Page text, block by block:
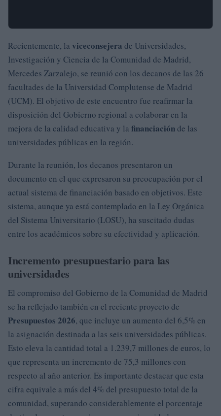
Recientemente, la viceconsejera de Universidades,
Investigación y Ciencia de la Comunidad de Madrid,
Mercedes Zarzalejo, se reunió con los decanos de las 26
facultades de la Universidad Complutense de Madrid
(UCM). El objetivo de este encuentro fue reafirmar la
disposición del Gobierno regional a colaborar en la
mejora de la calidad educativa y la financiaciónde las
universidades públicas en la región.
Durante la reunión, los decanos presentaron un
documento en el que expresaron su preocupación por el
actual sistema de financiación basado en objetivos. Este
sistema, aunque ya está contemplado en la Ley Orgánica
del Sistema Universitario (LOSU), ha suscitado dudas
entre los académicos sobre su efectividad y aplicación.
Incremento presupuestario para las
universidades
El compromiso del Gobierno de la Comunidad de Madrid
se ha reflejado también en el reciente proyecto de
Presupuestos 2026, que incluye un aumento del 6,5% en
la asignación destinada a las seis universidades públicas.
Esto eleva la cantidad total a 1.239,7 millones de euros, lo
que representa un incremento de 75,3 millones con
respecto al año anterior. Es importante destacar que esta
cifra equivale a más del 4% del presupuesto total de la
comunidad, superando considerablemente el porcentaje